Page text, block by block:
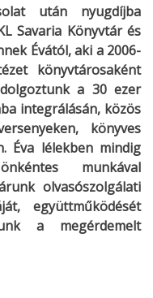
után nyugdíjba
Savaria Könyvtár és
Évától, aki a 2006-
könyvtárosaként
a 30 ezer
integrálásán, közös
könyves
Éva lélekben mindig
munkával
olvasószolgálati
együttműködését
a megérdemelt